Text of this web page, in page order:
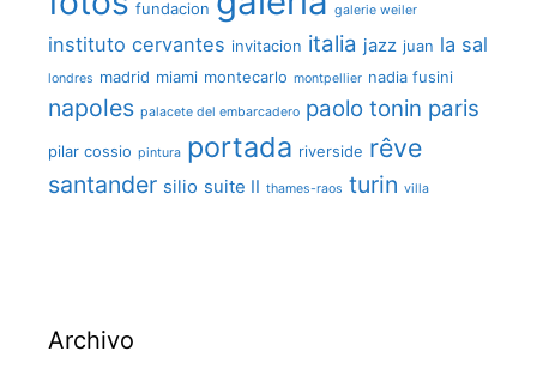
fundacion galerie weiler
instituto cervantes invitacion italia jazz juan la sal
londres madrid miami montecarlo montpellier nadia fusini
napoles palacete del embarcadero paolo tonin paris
pilar cossio pintura portada riverside rêve
santander silio suite II thames-raos turin villa
Archivo